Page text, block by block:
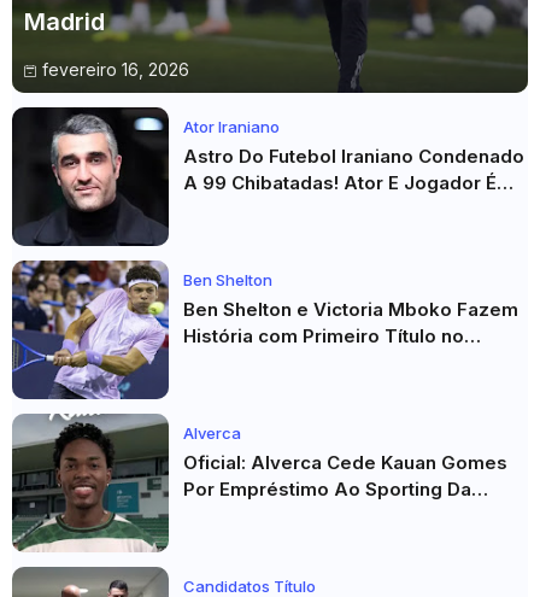
Madrid
fevereiro 16, 2026
Ator Iraniano
Astro Do Futebol Iraniano Condenado
A 99 Chibatadas! Ator E Jogador É
Ben Shelton
Ben Shelton e Victoria Mboko Fazem
História com Primeiro Título no
Alverca
Oficial: Alverca Cede Kauan Gomes
Por Empréstimo Ao Sporting Da
Candidatos Título